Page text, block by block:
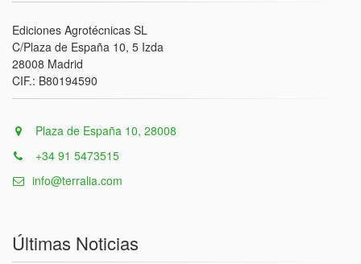
Ediciones Agrotécnicas SL
C/Plaza de España 10, 5 Izda
28008 Madrid
CIF.: B80194590
Plaza de España 10, 28008
+34 91 5473515
info@terralia.com
Últimas Noticias